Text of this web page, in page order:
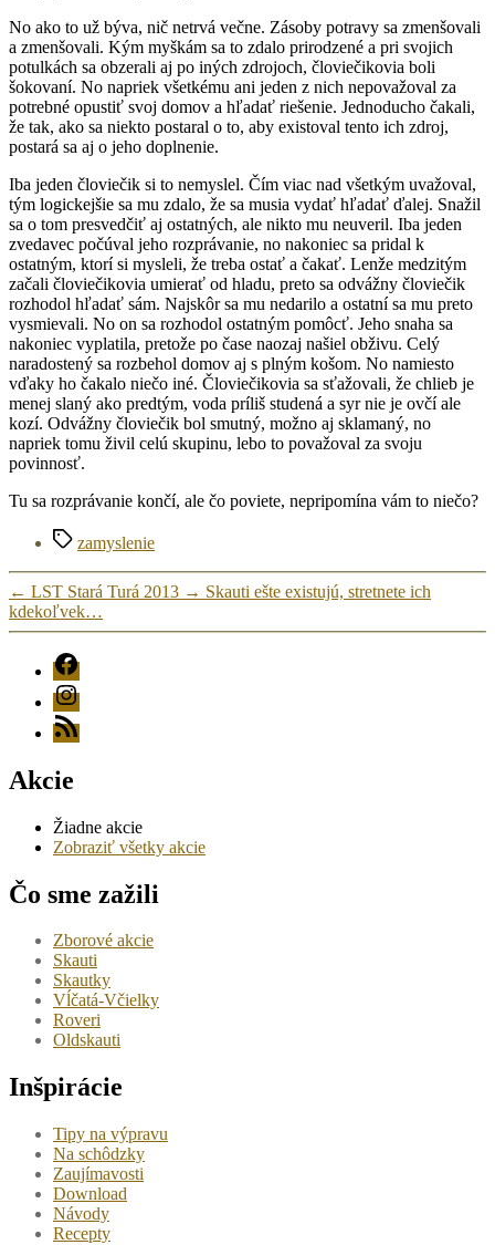
No ako to už býva, nič netrvá večne. Zásoby potravy sa zmenšovali
a zmenšovali. Kým myškám sa to zdalo prirodzené a pri svojich
potulkách sa obzerali aj po iných zdrojoch, človiečikovia boli
šokovaní. No napriek všetkému ani jeden z nich nepovažoval za
potrebné opustiť svoj domov a hľadať riešenie. Jednoducho čakali,
že tak, ako sa niekto postaral o to, aby existoval tento ich zdroj,
postará sa aj o jeho doplnenie.
Iba jeden človiečik si to nemyslel. Čím viac nad všetkým uvažoval,
tým logickejšie sa mu zdalo, že sa musia vydať hľadať ďalej. Snažil
sa o tom presvedčiť aj ostatných, ale nikto mu neuveril. Iba jeden
zvedavec počúval jeho rozprávanie, no nakoniec sa pridal k
ostatným, ktorí si mysleli, že treba ostať a čakať. Lenže medzitým
začali človiečikovia umierať od hladu, preto sa odvážny človiečik
rozhodol hľadať sám. Najskôr sa mu nedarilo a ostatní sa mu preto
vysmievali. No on sa rozhodol ostatným pomôcť. Jeho snaha sa
nakoniec vyplatila, pretože po čase naozaj našiel obživu. Celý
naradostený sa rozbehol domov aj s plným košom. No namiesto
vďaky ho čakalo niečo iné. Človiečikovia sa sťažovali, že chlieb je
menej slaný ako predtým, voda príliš studená a syr nie je ovčí ale
kozí. Odvážny človiečik bol smutný, možno aj sklamaný, no
napriek tomu živil celú skupinu, lebo to považoval za svoju
povinnosť.
Tu sa rozprávanie končí, ale čo poviete, nepripomína vám to niečo?
Značkyzamyslenie
← LST Stará Turá 2013 → Skauti ešte existujú, stretnete ich
kdekoľvek…
FB
Instagram
RSS
Akcie
Žiadne akcie
Zobraziť všetky akcie
Čo sme zažili
Zborové akcie
Skauti
Skautky
Vĺčatá-Včielky
Roveri
Oldskauti
Inšpirácie
Tipy na výpravu
Na schôdzky
Zaujímavosti
Download
Návody
Recepty